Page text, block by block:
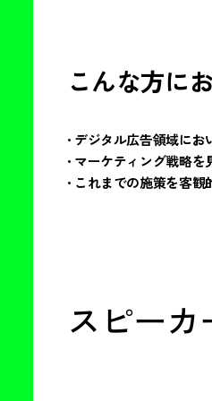
こんな方に
• デジタル広告領域に
• マーケティング戦略を
• これまでの施策を客
スピーカ